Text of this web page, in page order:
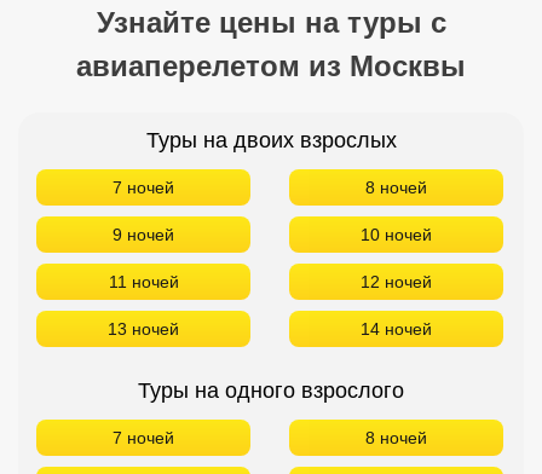
Узнайте цены на туры с
авиаперелетом из Москвы
Туры на двоих взрослых
7 ночей 8 ночей
9 ночей 10 ночей
11 ночей 12 ночей
13 ночей 14 ночей
Туры на одного взрослого
7 ночей 8 ночей
Сетевые отели Сейшел
Сетевые отели Маврикия